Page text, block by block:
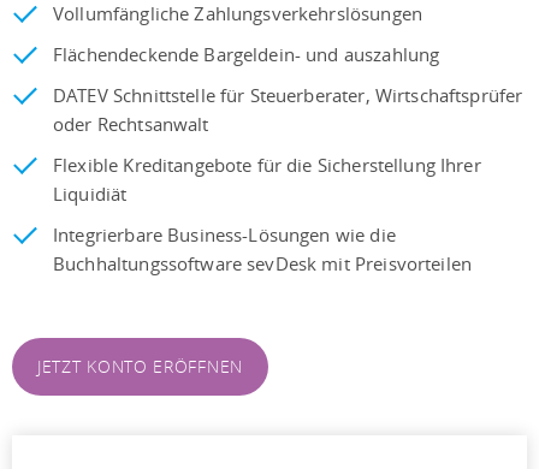
Vollumfängliche Zahlungsverkehrslösungen
Flächendeckende Bargeldein- und auszahlung
DATEV Schnittstelle für Steuerberater, Wirtschaftsprüfer
oder Rechtsanwalt
Flexible Kreditangebote für die Sicherstellung Ihrer
Liquidiät
Integrierbare Business-Lösungen wie die
Buchhaltungssoftware sevDesk mit Preisvorteilen
JETZT KONTO ERÖFFNEN